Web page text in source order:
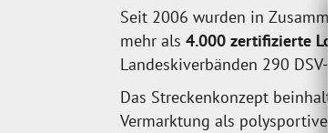
Seit 2006 wurden in
mehr als 4.000 zertifizierte
Landeskiverbänden 290
Das Streckenkonzept
Vermarktung als